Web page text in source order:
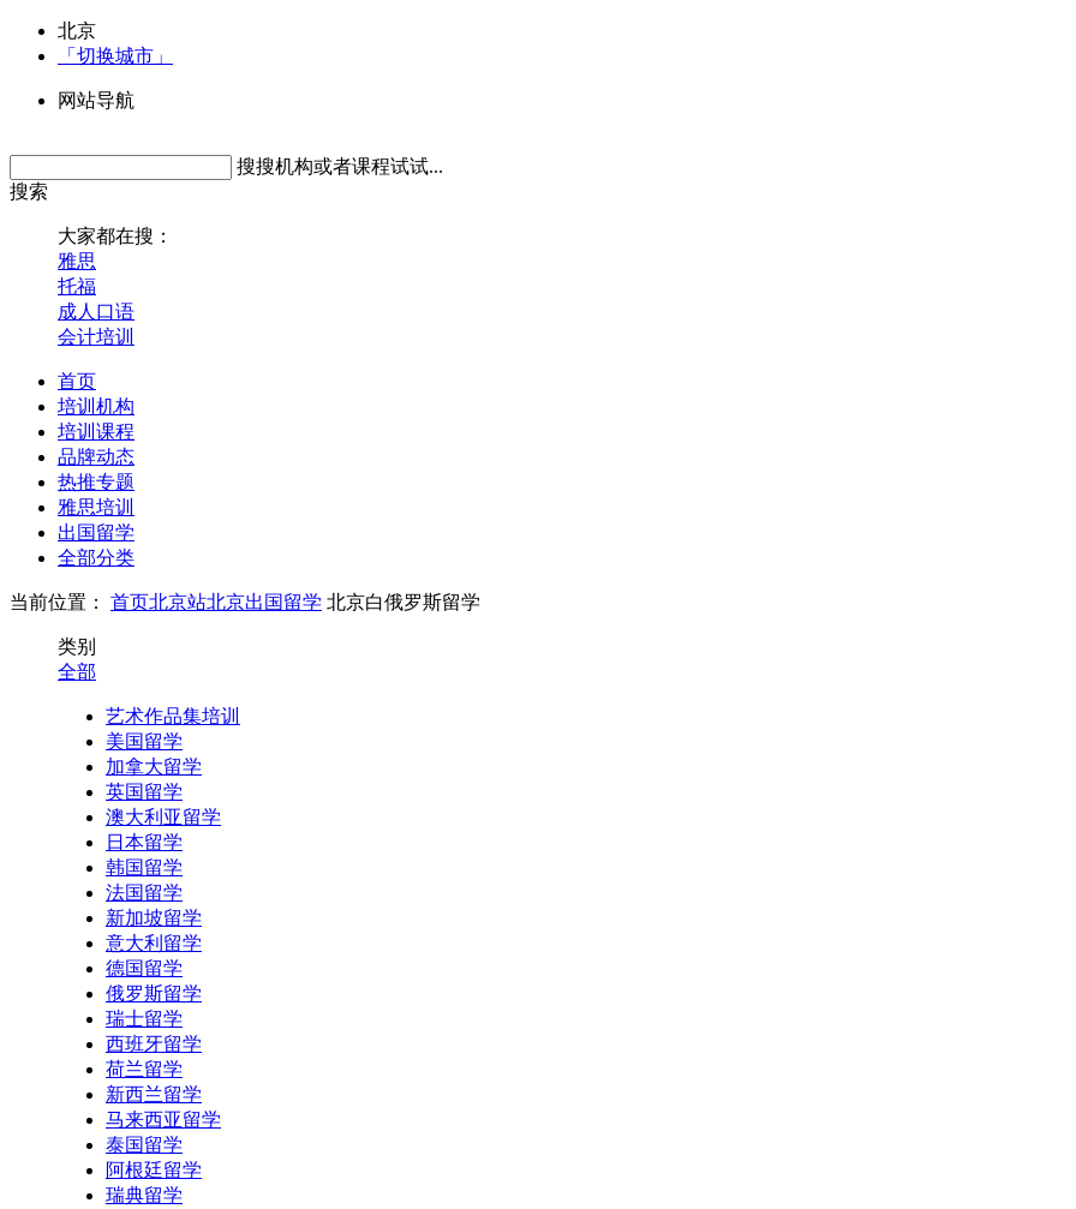
北京
「切换城市」
网站导航
搜搜机构或者课程试试...
搜索
大家都在搜：
雅思
托福
成人口语
会计培训
首页
培训机构
培训课程
品牌动态
热推专题
雅思培训
出国留学
全部分类
当前位置： 首页北京站北京出国留学 北京白俄罗斯留学
类别
全部
艺术作品集培训
美国留学
加拿大留学
英国留学
澳大利亚留学
日本留学
韩国留学
法国留学
新加坡留学
意大利留学
德国留学
俄罗斯留学
瑞士留学
西班牙留学
荷兰留学
新西兰留学
马来西亚留学
泰国留学
阿根廷留学
瑞典留学